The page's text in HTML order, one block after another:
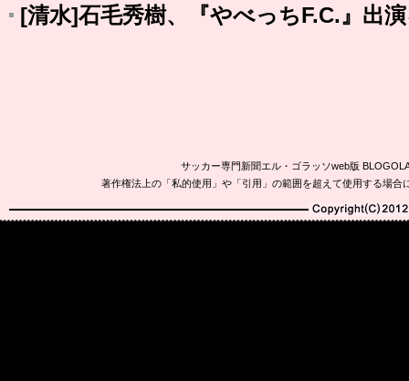
[清水]石毛秀樹、『やべっちF.C.』出
サッカー専門新聞エル・ゴラッソweb版
著作権法上の「私的使用」や「引用」の範囲を超えて使用する場
Copyright(C)2010-